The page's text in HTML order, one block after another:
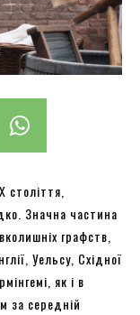
століття,
Значна частина
графств,
Уельсу, Східної
як і в
за середній